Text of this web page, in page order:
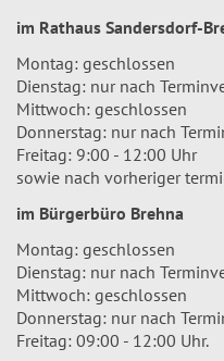
im Rathaus Sandersdorf-
Montag: geschlossen
Dienstag: nur nach
Mittwoch: geschlossen
Donnerstag: nur nach
Freitag: 9:00 - 12:00 Uhr
sowie nach vorheriger
im Bürgerbüro Brehna
Montag: geschlossen
Dienstag: nur nach
Mittwoch: geschlossen
Donnerstag: nur nach
Freitag: 09:00 - 12:00 Uhr.